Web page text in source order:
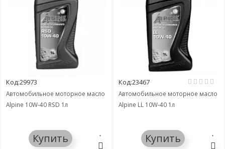
Код:29973
Автомобильное моторное масло
Alpine 10W-40 RSD 1л
Купить
Код:23467
Автомобильное моторное масло
Alpine LL 10W-40 1л
Купить